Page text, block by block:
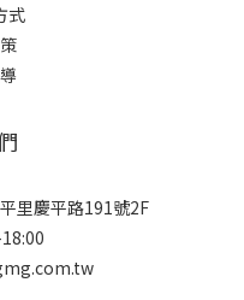
式
里慶平路191號2F